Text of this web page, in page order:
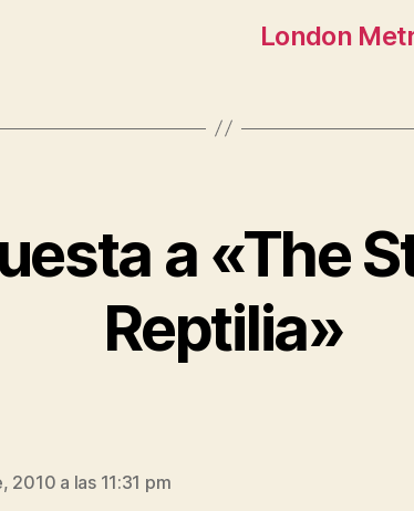
London
a «The
Reptilia»
2010 a las 11:31 pm